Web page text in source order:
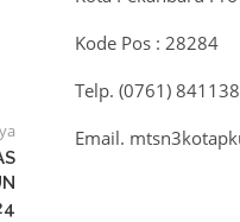
Kode Pos : 28284
Telp. (0761)
Email.